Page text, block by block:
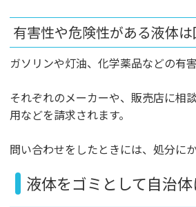
有害性や危険性がある液体
ガソリンや灯油、化学薬品などの有
それぞれのメーカーや、販売店に相
用などを請求されます。
問い合わせをしたときには、処分に
液体をゴミとして自治